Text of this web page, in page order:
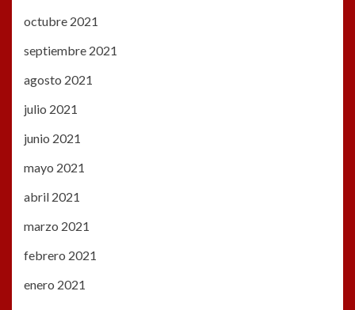
octubre 2021
septiembre 2021
agosto 2021
julio 2021
junio 2021
mayo 2021
abril 2021
marzo 2021
febrero 2021
enero 2021